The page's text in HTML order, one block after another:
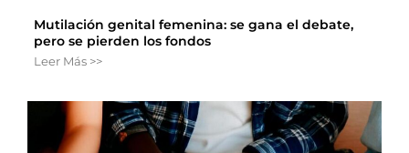
Mutilación genital femenina: se gana el debate,
pero se pierden los fondos
Leer Más >>